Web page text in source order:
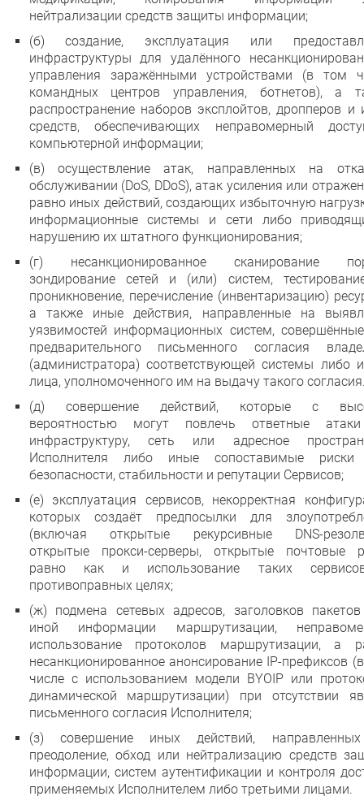
нейтрализации средств защиты информации;
(б) создание, эксплуатация или
инфраструктуры для удалённого
управления заражёнными устройствами (в том
командных центров управления, ботнетов), а
распространение наборов эксплойтов, дропперов и
средств, обеспечивающих неправомерный
компьютерной информации;
(в) осуществление атак, направленных на
обслуживании (DoS, DDoS), атак усиления или
равно иных действий, создающих избыточную
информационные системы и сети либо
нарушению их штатного функционирования;
(г) несанкционированное сканирование
зондирование сетей и (или) систем,
проникновение, перечисление (инвентаризацию)
а также иные действия, направленные на
уязвимостей информационных систем,
предварительного письменного согласия
(администратора) соответствующей системы либо
лица, уполномоченного им на выдачу такого
(д) совершение действий, которые с
вероятностью могут повлечь ответные
инфраструктуру, сеть или адресное
Исполнителя либо иные сопоставимые
безопасности, стабильности и репутации Сервисов;
(е) эксплуатация сервисов, некорректная
которых создаёт предпосылки для
(включая открытые рекурсивные DNS-
открытые прокси-серверы, открытые почтовые
равно как и использование таких
противоправных целях;
(ж) подмена сетевых адресов, заголовков
иной информации маршрутизации,
использование протоколов маршрутизации, а
несанкционированное анонсирование IP-префиксов
числе с использованием модели BYOIP или
динамической маршрутизации) при отсутствии
письменного согласия Исполнителя;
(з) совершение иных действий,
преодоление, обход или нейтрализацию средств
информации, систем аутентификации и контроля
применяемых Исполнителем либо третьими лицами.